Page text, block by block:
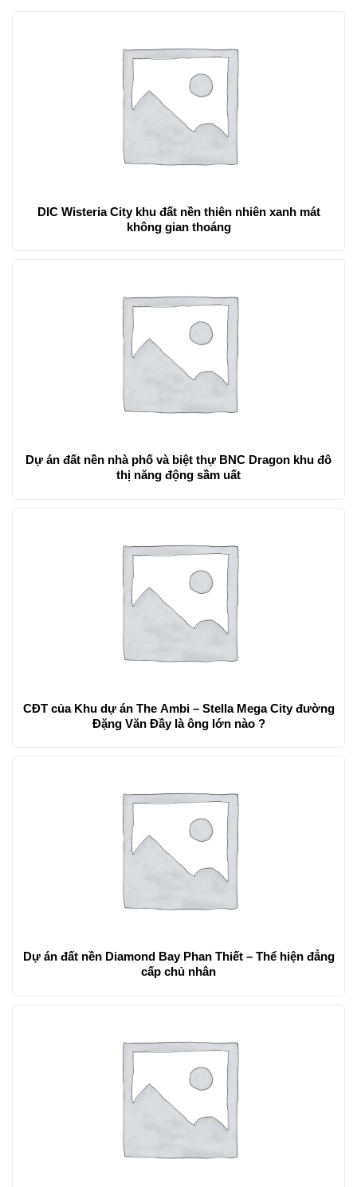
DIC Wisteria City khu đất nền thiên nhiên xanh mát
không gian thoáng
Dự án đất nền nhà phố và biệt thự BNC Dragon khu đô
thị năng động sầm uất
CĐT của Khu dự án The Ambi – Stella Mega City đường
Đặng Văn Đầy là ông lớn nào ?
Dự án đất nền Diamond Bay Phan Thiết – Thể hiện đẳng
cấp chủ nhân